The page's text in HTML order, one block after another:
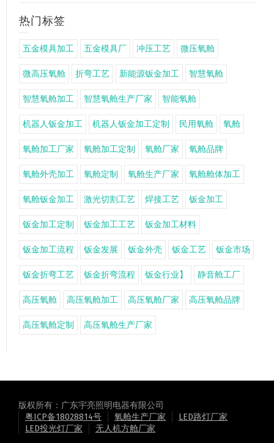
热门标签
五金模具加工 五金模具厂 冲压工艺 微压氧舱
微高压氧舱 折弯工艺 新能源钣金加工 智慧氧舱
智慧氧舱加工 智慧氧舱生产厂家 智能氧舱
机器人钣金加工 机器人钣金加工定制 民用氧舱 氧舱
氧舱加工厂家 氧舱加工定制 氧舱厂家 氧舱品牌
氧舱外壳加工 氧舱定制 氧舱生产厂家 氧舱舱体加工
氧舱钣金加工 激光切割工艺 焊接工艺 钣金加工
钣金加工定制 钣金加工工艺 钣金加工材料
钣金加工流程 钣金发展 钣金外壳 钣金工艺 钣金市场
钣金折弯工艺 钣金折弯流程 钣金行业】 静音舱工厂
高压氧舱 高压氧舱加工 高压氧舱厂家 高压氧舱品牌
高压氧舱定制 高压氧舱生产厂家
版权所有：广东宇亮照明电器有限公司
粤ICP备18028814号
氧舱生产厂家
LED路灯厂家
LED投光灯厂家
无人机方舱厂家